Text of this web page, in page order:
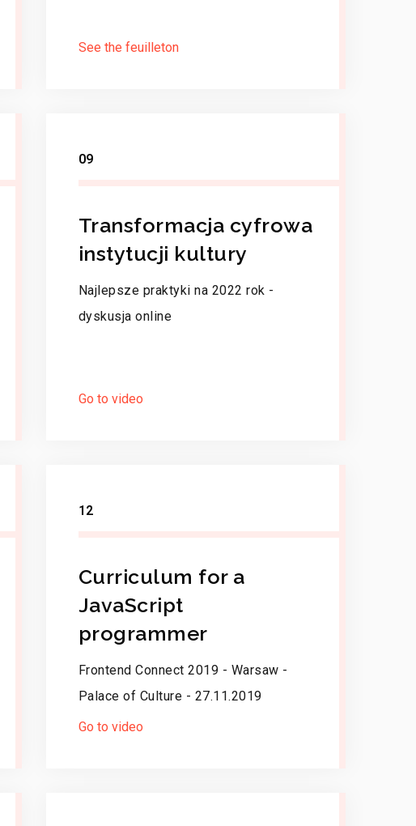
See the feuilleton
09
Transformacja cyfrowa
instytucji kultury
Najlepsze praktyki na 2022 rok -
dyskusja online
Go to video
12
Curriculum for a
JavaScript
programmer
Frontend Connect 2019 - Warsaw -
Palace of Culture - 27.11.2019
Go to video